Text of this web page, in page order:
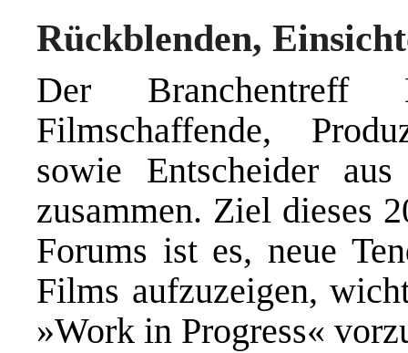
Rückblenden,
Der Branchentreff
Filmschaffende,
sowie Entscheider
zusammen. Ziel dieses
Forums ist es, neue
Films aufzuzeigen,
»Work in Progress«